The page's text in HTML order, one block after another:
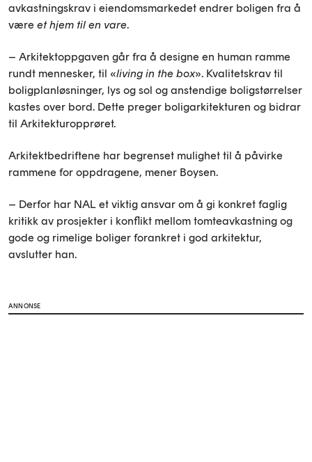
avkastningskrav i eiendomsmarkedet endrer boligen fra å
være et hjem til en vare.
– Arkitektoppgaven går fra å designe en human ramme
rundt mennesker, til «living in the box». Kvalitetskrav til
boligplanløsninger, lys og sol og anstendige boligstørrelser
kastes over bord. Dette preger boligarkitekturen og bidrar
til Arkitekturopprøret.
Arkitektbedriftene har begrenset mulighet til å påvirke
rammene for oppdragene, mener Boysen.
– Derfor har NAL et viktig ansvar om å gi konkret faglig
kritikk av prosjekter i konflikt mellom tomteavkastning og
gode og rimelige boliger forankret i god arkitektur,
avslutter han.
ANNONSE